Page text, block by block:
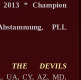
* Champion
PLL
THE DEVILS
UA, CY, AZ, MD,